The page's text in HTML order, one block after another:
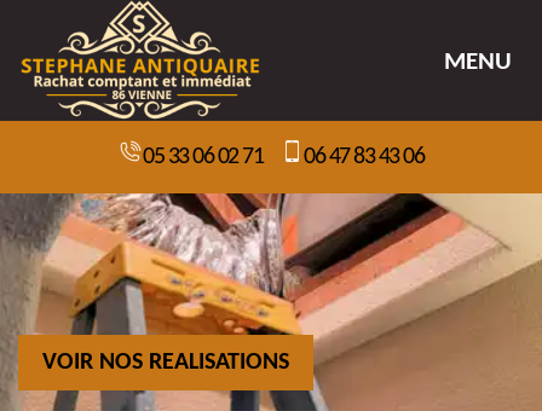
MENU
05 33 06 02 71 06 47 83 43 06
VOIR NOS REALISATIONS